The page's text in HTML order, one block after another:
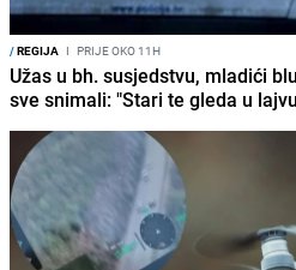
/REGIJA I PRIJE OKO 11H
Užas u bh. susjedstvu, mladići
sve snimali: "Stari te gleda u